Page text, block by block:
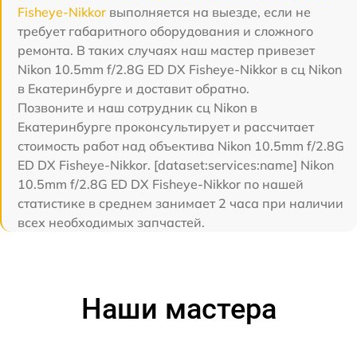
Fisheye-Nikkor выполняется на выезде, если не
требует габаритного оборудования и сложного
ремонта. В таких случаях наш мастер привезет
Nikon 10.5mm f/2.8G ED DX Fisheye-Nikkor в сц Nikon
в Екатеринбурге и доставит обратно.
Позвоните и наш сотрудник сц Nikon в
Екатеринбурге проконсультирует и рассчитает
стоимость работ над объектива Nikon 10.5mm f/2.8G
ED DX Fisheye-Nikkor. [dataset:services:name] Nikon
10.5mm f/2.8G ED DX Fisheye-Nikkor по нашей
статистике в среднем занимает 2 часа при наличии
всех необходимых запчастей.
Наши мастера